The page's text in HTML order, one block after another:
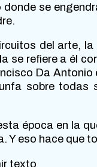
se
del arte,
refiere a él
Da
sobre
época en la
Y eso hace que
texto